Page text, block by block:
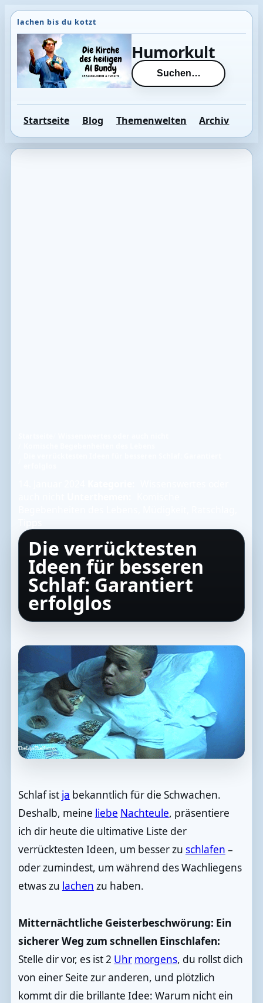
Direkt
zum
Inhalt
wechseln
Humorkult
Suchen…
Startseite Blog Themenwelten Archiv
Die verrücktesten
Ideen für besseren
Schlaf: Garantiert
erfolglos
Schlaf ist ja bekanntlich für die Schwachen.
Deshalb, meine liebe Nachteule, präsentiere
ich dir heute die ultimative Liste der
verrücktesten Ideen, um besser zu schlafen –
oder zumindest, um während des Wachliegens
etwas zu lachen zu haben.
Mitternächtliche Geisterbeschwörung: Ein
sicherer Weg zum schnellen Einschlafen:
Stelle dir vor, es ist 2 Uhr morgens, du rollst dich
von einer Seite zur anderen, und plötzlich
kommt dir die brillante Idee: Warum nicht ein